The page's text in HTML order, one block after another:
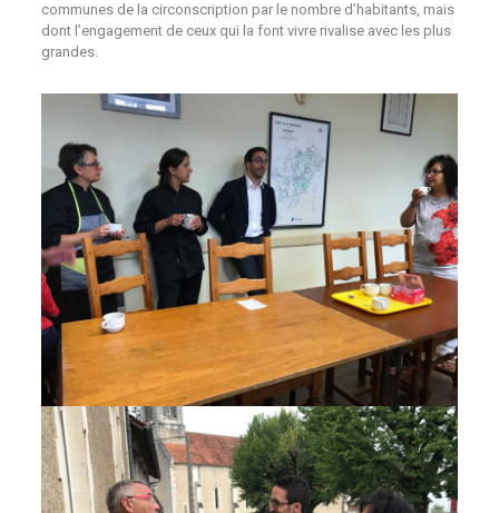
communes de la circonscription par le nombre d’habitants, mais
dont l’engagement de ceux qui la font vivre rivalise avec les plus
grandes.